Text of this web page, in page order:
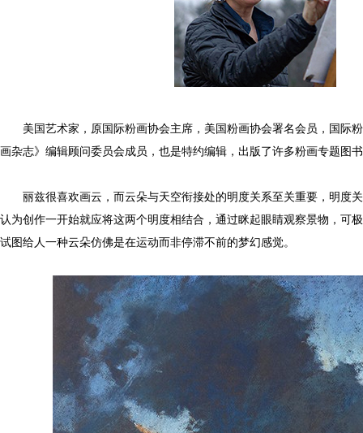
美国艺术家，原国际粉画协会主席，美国粉画协会署名会员，国际
画杂志》编辑顾问委员会成员，也是特约编辑，出版了许多粉画专题图
丽兹很喜欢画云，而云朵与天空衔接处的明度关系至关重要，明度
认为创作一开始就应将这两个明度相结合，通过眯起眼睛观察景物，可
试图给人一种云朵仿佛是在运动而非停滞不前的梦幻感觉。